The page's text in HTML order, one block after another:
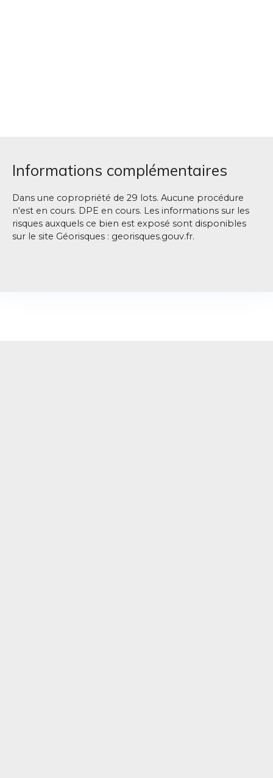
Informations complémentaires
Dans une copropriété de 29 lots. Aucune procédure
n'est en cours. DPE en cours. Les informations sur les
risques auxquels ce bien est exposé sont disponibles
sur le site Géorisques : georisques.gouv.fr.